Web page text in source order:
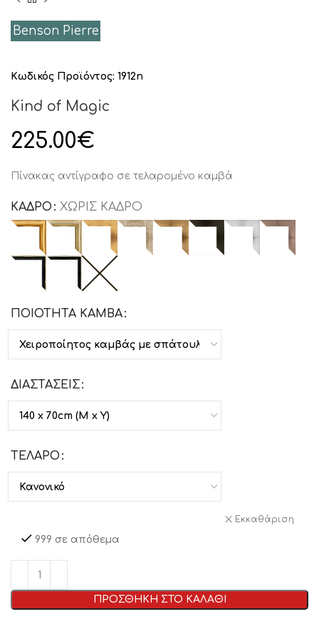
Benson Pierre
Κωδικός Προϊόντος: 1912n
Kind of Magic
225.00€
Πίνακας αντίγραφο σε τελαρομένο καμβά
ΚΑΔΡΟ ΧΩΡΙΣ ΚΑΔΡΟ
ΠΟΙΟΤΗΤΑ ΚΑΜΒΑ
ΔΙΑΣΤΑΣΕΙΣ
ΤΕΛΑΡΟ
Εκκαθάριση
999 σε απόθεμα
ΠΡΟΣΘΗΚΗ ΣΤΟ ΚΑΛΑΘΙ